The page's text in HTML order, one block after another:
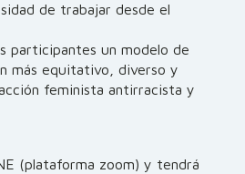
de trabajar desde el
participantes un modelo de
más equitativo, diverso y
feminista antirracista y
(plataforma zoom) y tendrá